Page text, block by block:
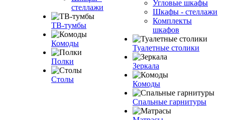
стеллажи
ТВ-тумбы
Комоды
Полки
Столы
Угловые шкафы
Шкафы - стеллажи
Комплекты
шкафов
Туалетные столики
Зеркала
Комоды
Спальные гарнитуры